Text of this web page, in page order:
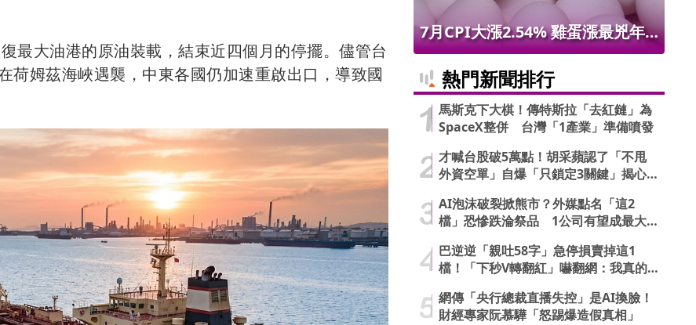
最大油港的原油裝載，結束近四個月的停擺。儘管台
姆茲海峽遇襲，中東各國仍加速重啟出口，導致國
萬本吸經銷商搶購
7月CPI大漲2.54% 雞蛋漲最兇年
幅
熱門新聞排行
馬斯克下大棋！傳特斯拉「去紅鏈」為
SpaceX整併 台灣「1產業」準備噴發
才喊台股破5萬點！胡采蘋認了「不甩
外資空單」自爆「只鎖定3關鍵」揭心
AI泡沫破裂掀熊市？外媒點名「這2
檔」恐慘跌淪祭品 1公司有望成最大
巴逆逆「親吐58字」急停損賣掉這1
檔！「下秒V轉翻紅」嚇翻網：我真的
網傳「央行總裁直播失控」是AI換臉！
財經專家阮慕驊「怒踢爆造假真相」